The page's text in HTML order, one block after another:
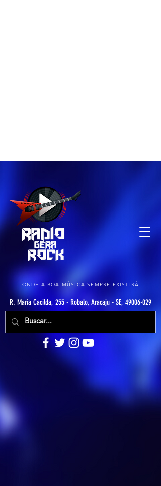
ONDE A BOA MÚSICA SEMPRE EXISTIRÁ
R. Maria Cacilda, 255 - Robalo, Aracaju - SE, 49006-029